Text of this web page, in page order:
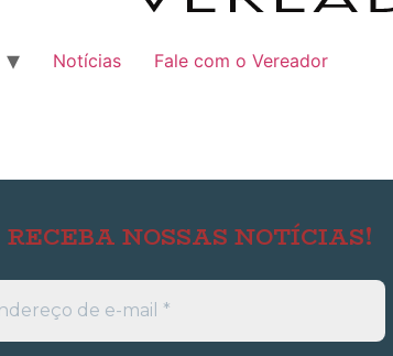
Notícias Fale com o Vereador
RECEBA NOSSAS NOTÍCIAS!